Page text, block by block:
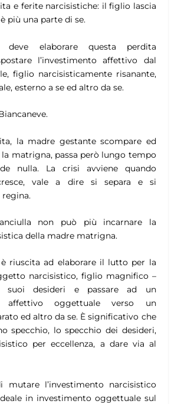
e ferite narcisistiche: il figlio lascia
più una parte di se.
deve elaborare questa perdita
l’investimento affettivo dal
figlio narcisisticamente risanante,
esterno a se ed altro da se.
la madre gestante scompare ed
la matrigna, passa però lungo tempo
nulla. La crisi avviene quando
vale a dire si separa e si
non può più incarnare la
della madre matrigna.
riuscita ad elaborare il lutto per la
narcisistico, figlio magnifico –
suoi desideri e passare ad un
affettivo oggettuale verso un
ed altro da se. È significativo che
specchio, lo specchio dei desideri,
per eccellenza, a dare via al
mutare l’investimento narcisistico
in investimento oggettuale sul